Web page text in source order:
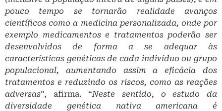
pouco tempo se tornarão realidade avanços
científicos como a medicina personalizada, onde por
exemplo medicamentos e tratamentos poderão ser
desenvolvidos de forma a se adequar às
características genéticas de cada indivíduo ou grupo
populacional, aumentando assim a eficácia dos
tratamentos e reduzindo os riscos, como as reações
adversas”, afirma. “Neste sentido, o estudo da
diversidade genética nativa americana é